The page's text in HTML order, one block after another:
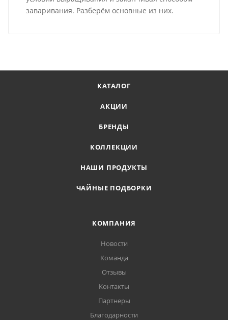
заваривания. Разберём основные из них.
КАТАЛОГ
АКЦИИ
БРЕНДЫ
КОЛЛЕКЦИИ
НАШИ ПРОДУКТЫ
ЧАЙНЫЕ ПОДБОРКИ
КОМПАНИЯ
Новости
Команда
Отзывы
Контакты
Партнеры
Благодарности